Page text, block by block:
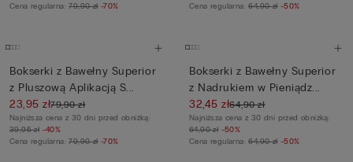
Cena regularna:79,90 zł -70%
Cena regularna:64,90 zł -50%
Bokserki z Bawełny Superior
z Pluszową Aplikacją S...
23,95 zł79,90 zł
Najniższa cena z 30 dni przed obniżką:
39,95 zł -40%
Cena regularna:79,90 zł -70%
Bokserki z Bawełny Superior
z Nadrukiem w Pieniądz...
32,45 zł64,90 zł
Najniższa cena z 30 dni przed obniżką:
64,90 zł -50%
Cena regularna:64,90 zł -50%